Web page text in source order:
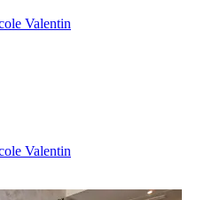
Valentin
Valentin